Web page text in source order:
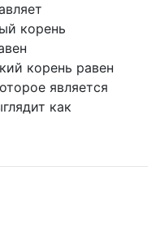
корень
корень равен
является
как